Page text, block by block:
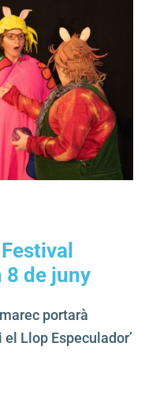
8 de juny
portarà
el Llop Especulador’